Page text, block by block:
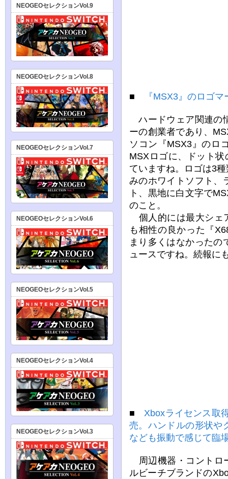
■ 『MSX3』のロゴ
ハードウェア関連の
ーの創業者であり、
ソコン『MSX3』のロ
MSXロゴに、ドット
ていますね。ロゴは3
みのホワイトソフト、
ト、黒地に白文字で
のこと。
個人的には最大シェ
も相性の良かった『
まり多くはなかったの
ュースですね。続報に
■Xboxライセンス取
売。ハンドルの形状や
なども振動で感じて臨
周辺機器・コントロ
ルビーチブランドの
NEOGEOセレクションVol.9
NEOGEOセレクションVol.8
NEOGEOセレクションVol.7
NEOGEOセレクションVol.6
NEOGEOセレクションVol.5
NEOGEOセレクションVol.4
NEOGEOセレクションVol.3